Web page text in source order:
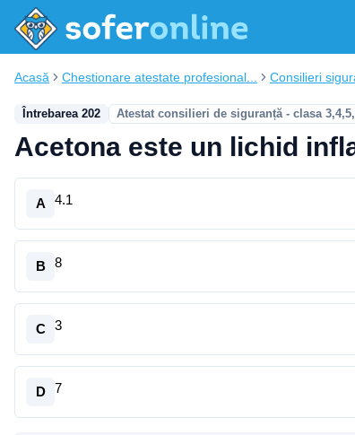
Acasă Chestionare atestate profesional... Consilieri
Întrebarea 202 Atestat consilieri de siguranță - clasa
Acetona este un lichid
A 4.1
B 8
C 3
D 7